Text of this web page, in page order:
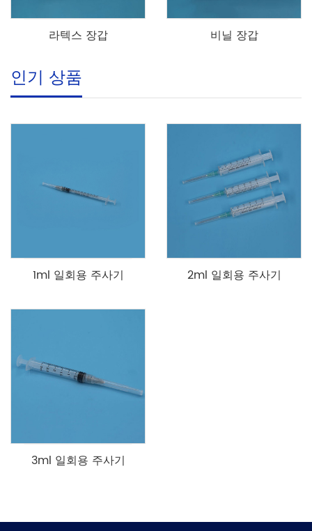
라텍스 장갑 비닐 장갑
인기 상품
1ml 일회용 주사기 2ml 일회용 주사기
3ml 일회용 주사기